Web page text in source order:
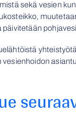
sekä vesien
vesienhoidon